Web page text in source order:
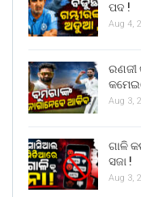
ପଦ !
Aug 4,
ରଣଜୀ
Aug 3,
ଗାଳି
ସଜା !
Aug 3,